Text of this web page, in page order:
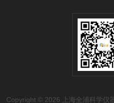
Copyright © 2026 上海全浦科学仪